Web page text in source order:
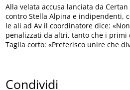
Alla velata accusa lanciata da
contro Stella Alpina e indipendenti,
le ali ad Av il coordinatore dice:
penalizzati da altri, tanto che i primi
Taglia corto: «Preferisco unire che
Condividi